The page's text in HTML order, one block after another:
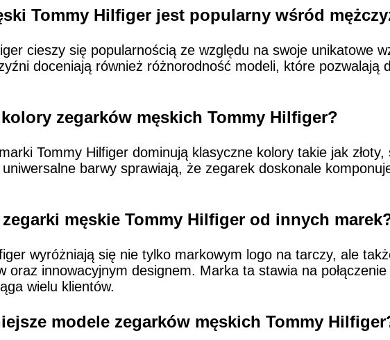
Tommy Hilfiger jest popularny wśród
cieszy się popularnością ze względu na swoje unikatowe
doceniają również różnorodność modeli, które pozwalają
zegarków męskich Tommy Hilfiger?
Tommy Hilfiger dominują klasyczne kolory takie jak
barwy sprawiają, że zegarek doskonale
męskie Tommy Hilfiger od innych
wyróżniają się nie tylko markowym logo na tarczy, ale
oraz innowacyjnym designem. Marka ta stawia na
wielu klientów.
modele zegarków męskich Tommy